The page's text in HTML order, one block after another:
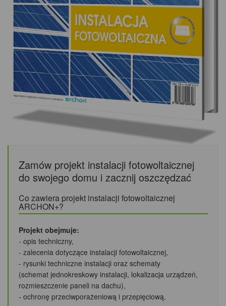
Zamów projekt instalacji fotowoltaicznej
do swojego domu i zacznij oszczędzać
Co zawiera projekt instalacji fotowoltaicznej
ARCHON+?
Projekt obejmuje:
- opis techniczny,
- zalecenia dotyczące instalacji fotowoltaicznej,
- rysunki techniczne instalacji oraz schematy
(schemat jednokreskowy instalacji, lokalizacja urządzeń,
rozmieszczenie paneli na dachu),
- ochronę przeciwporażeniową i przepięciową.